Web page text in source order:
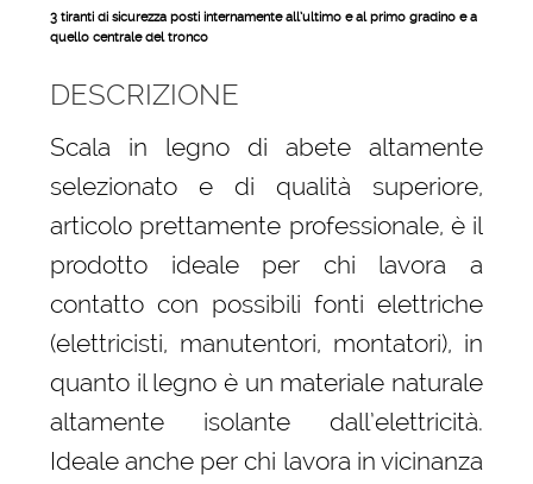
3 tiranti di sicurezza posti internamente all’ultimo e al primo gradino e a
quello centrale del tronco
DESCRIZIONE
Scala in legno di abete altamente
selezionato e di qualità superiore,
articolo prettamente professionale, è il
prodotto ideale per chi lavora a
contatto con possibili fonti elettriche
(elettricisti, manutentori, montatori), in
quanto il legno è un materiale naturale
altamente isolante dall’elettricità.
Ideale anche per chi lavora in vicinanza